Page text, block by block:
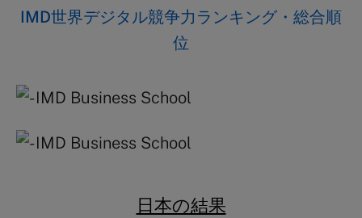
IMD世界デジタル競争力ランキング・総合順
位
日本の結果